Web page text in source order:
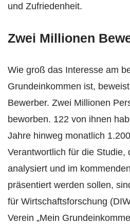
und Zufriedenheit.
Zwei Millionen
Wie groß das Interesse am
Grundeinkommen ist,
Bewerber. Zwei Millionen
beworben. 122 von ihnen
Jahre hinweg monatlich
Verantwortlich für die Studie,
analysiert und im
präsentiert werden sollen,
für Wirtschaftsforschung
Verein „Mein